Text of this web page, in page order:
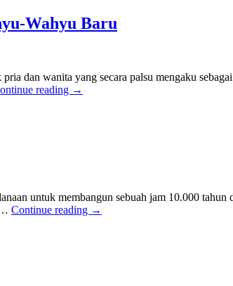
Wahyu Baru
dan wanita yang secara palsu mengaku
reading →
untuk membangun sebuah jam 10.000
… Continue reading →